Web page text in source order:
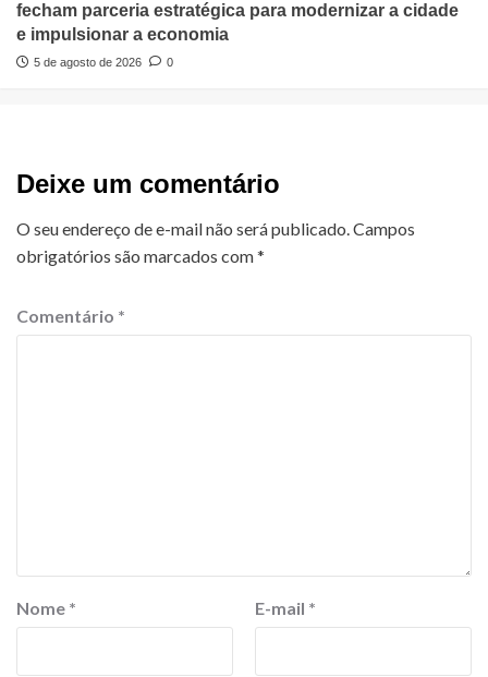
fecham parceria estratégica para modernizar a cidade
e impulsionar a economia
5 de agosto de 2026 0
Deixe um comentário
O seu endereço de e-mail não será publicado.Campos
obrigatórios são marcados com*
Comentário *
Nome * E-mail *